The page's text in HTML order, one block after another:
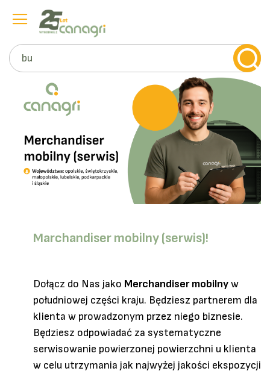
Szukaj
do
Marchandiser mobilny (serwis)!
Dołącz do Nas jako Merchandiser mobilnyw
południowej części kraju. Będziesz partnerem dla
klienta w prowadzonym przez niego biznesie.
Będziesz odpowiadać za systematyczne
serwisowanie powierzonej powierzchni u klienta
w celu utrzymania jak najwyżej jakości ekspozycji